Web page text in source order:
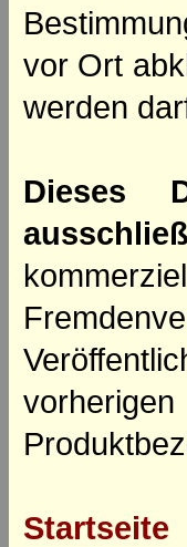
vor Ort
werden
Dieses
Startseite